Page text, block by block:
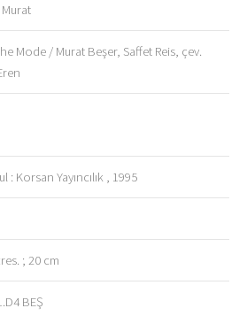
Mode / Murat Beşer, Saffet Reis, çev.
: Korsan Yayıncılık , 1995
; 20 cm
BEŞ